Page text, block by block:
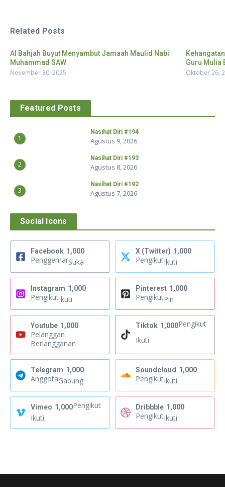
Related Posts
Al Bahjah Buyut Menyambut Jamaah Maulid Nabi
Muhammad SAW
November 30, 2025
Guru Mulia
Oktober 26,
Featured Posts
1
Nasihat Diri #194
Agustus 9, 2026
2
Nasihat Diri #193
Agustus 8, 2026
3
Nasihat Diri #192
Agustus 7, 2026
Social Icons
Facebook 1,000
PenggemarSuka
X (Twitter) 1,000
PengikutIkuti
Instagram 1,000
PengikutIkuti
Pinterest 1,000
PengikutPin
Youtube 1,000
Pelanggan
Berlangganan
Tiktok 1,000Pengikut
Ikuti
Telegram 1,000
AnggotaGabung
Soundcloud 1,000
PengikutIkuti
Vimeo 1,000Pengikut
Ikuti
Dribbble 1,000
PengikutIkuti